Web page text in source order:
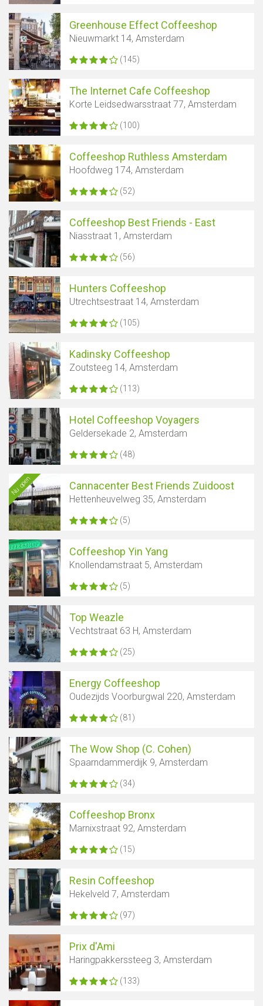
Greenhouse Effect Coffeeshop
Nieuwmarkt 14, Amsterdam
(145)
The Internet Cafe Coffeeshop
Korte Leidsedwarsstraat 77, Amsterdam
(100)
Coffeeshop Ruthless Amsterdam
Hoofdweg 174, Amsterdam
(52)
Coffeeshop Best Friends - East
Niasstraat 1, Amsterdam
(56)
Hunters Coffeeshop
Utrechtsestraat 14, Amsterdam
(105)
Kadinsky Coffeeshop
Zoutsteeg 14, Amsterdam
(113)
Hotel Coffeeshop Voyagers
Geldersekade 2, Amsterdam
(48)
Nu open Cannacenter Best Friends Zuidoost
Hettenheuvelweg 35, Amsterdam
(5)
Coffeeshop Yin Yang
Knollendamstraat 5, Amsterdam
(5)
Top Weazle
Vechtstraat 63 H, Amsterdam
(25)
Energy Coffeeshop
Oudezijds Voorburgwal 220, Amsterdam
(81)
The Wow Shop (C. Cohen)
Spaarndammerdijk 9, Amsterdam
(34)
Coffeeshop Bronx
Marnixstraat 92, Amsterdam
(15)
Resin Coffeeshop
Hekelveld 7, Amsterdam
(97)
Prix d'Ami
Haringpakkerssteeg 3, Amsterdam
(133)